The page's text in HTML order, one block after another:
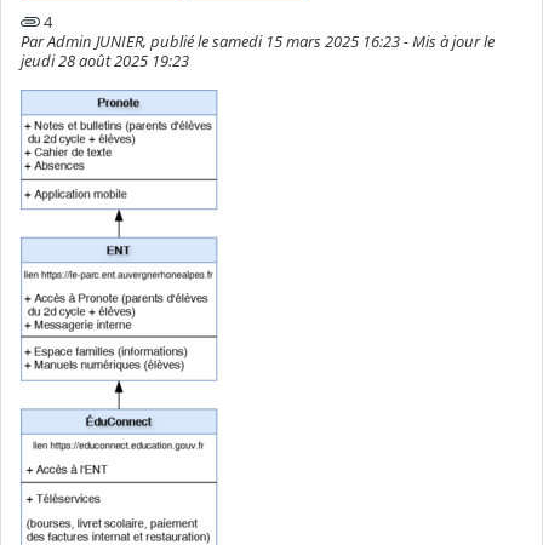
4
Par Admin JUNIER, publié le samedi 15 mars 2025 16:23 - Mis à jour le
jeudi 28 août 2025 19:23